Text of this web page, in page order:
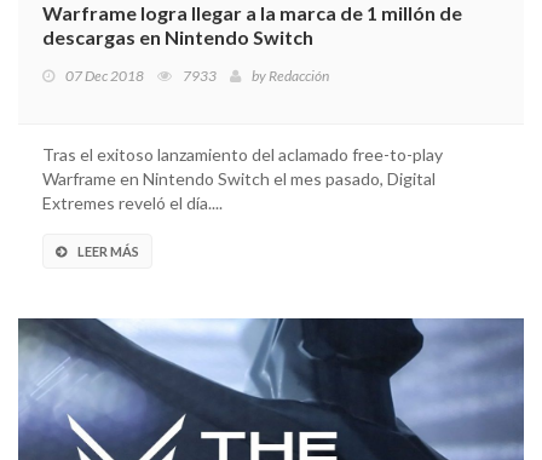
Warframe logra llegar a la marca de 1 millón de
descargas en Nintendo Switch
07 Dec 2018 7933 byRedacción
Tras el exitoso lanzamiento del aclamado free-to-play
Warframe en Nintendo Switch el mes pasado, Digital
Extremes reveló el día....
LEER MÁS